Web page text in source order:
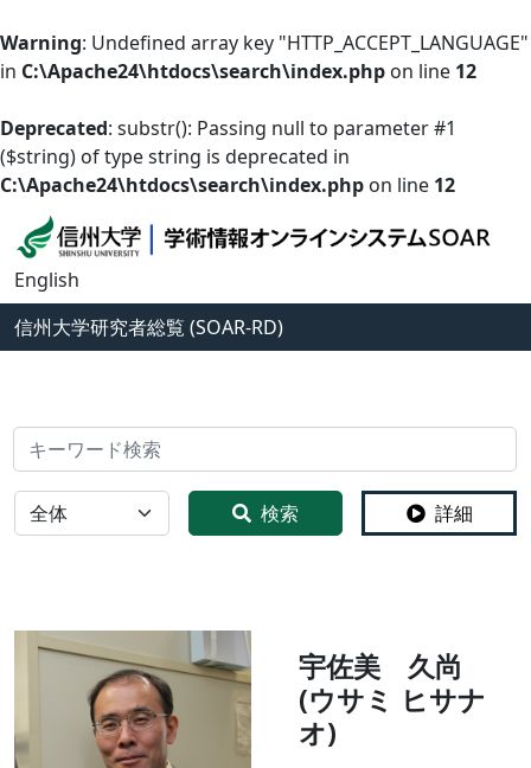
Warning: Undefined array key "HTTP_ACCEPT_LANGUAGE"
in C:\Apache24\htdocs\search\index.php on line 12
Deprecated: substr(): Passing null to parameter #1
($string) of type string is deprecated in
C:\Apache24\htdocs\search\index.php on line 12
English
信州大学研究者総覧 (SOAR-RD)
検索
全体 検索 詳細
宇佐美 久尚
(ウサミ ヒサナ
オ)